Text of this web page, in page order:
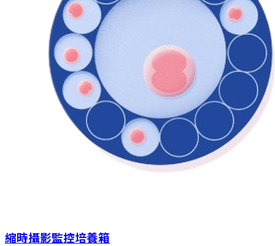
縮時攝影監控培養箱